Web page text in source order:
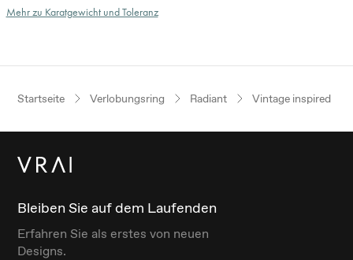
Mehr zu Karatgewicht und Toleranz
Startseite Verlobungsring Radiant Vintage inspired
Bleiben Sie auf dem Laufenden
Erfahren Sie als erstes von neuen
Designs.